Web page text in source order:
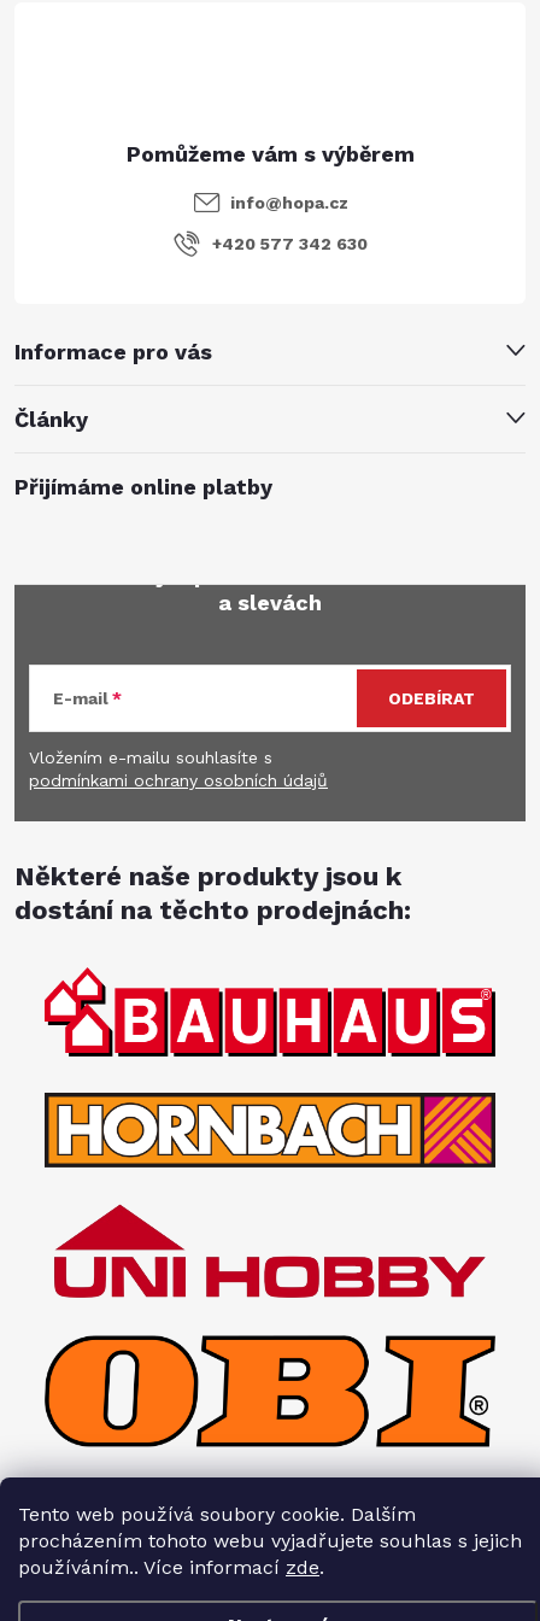
Tento web používá soubory cookie. Dalším
procházením tohoto webu vyjadřujete souhlas s jejich
používáním.. Více informací zde.
Informace pro vás
Články
info@hopa.cz
+420 577 342 630
Přijímáme online platby
a slevách
E-mail
Vložením e-mailu souhlasíte s
podmínkami ochrany osobních údajů
ODEBÍRAT
Některé naše produkty jsou k
dostání na těchto prodejnách:
Copyright 2026Interiéry HOPA. Všechna práva vyhrazena.